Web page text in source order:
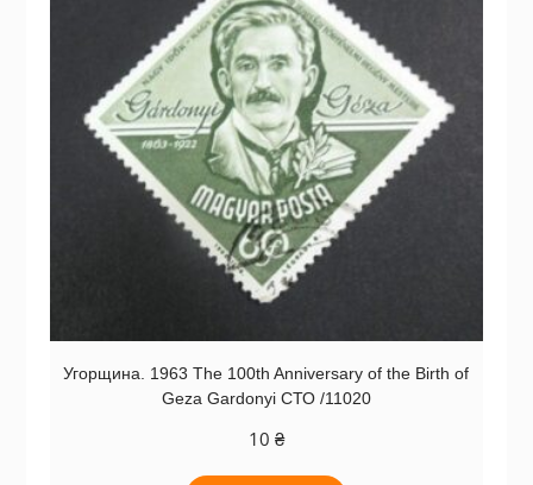
Угорщина. 1963 The 100th Anniversary of the Birth of
Geza Gardonyi СТО /11020
10 ₴